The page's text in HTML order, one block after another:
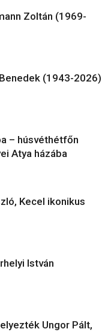
Zoltán (1969-
(1943-2026)
– húsvéthétfőn
Atya házába
Kecel ikonikus
István
Ungor Pált,